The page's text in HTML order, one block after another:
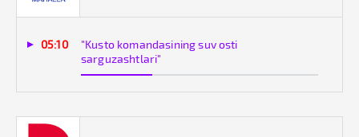
05:10
"Kusto komandasining suv osti
sarguzashtlari"